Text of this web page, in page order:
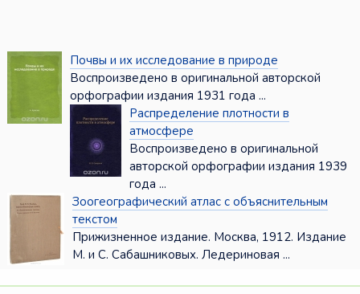
Почвы и их исследование в природе
Воспроизведено в оригинальной авторской
орфографии издания 1931 года ...
Распределение плотности в
атмосфере
Воспроизведено в оригинальной
авторской орфографии издания 1939
года ...
Зоогеографический атлас с объяснительным
текстом
Прижизненное издание. Москва, 1912. Издание
М. и С. Сабашниковых. Ледериновая ...